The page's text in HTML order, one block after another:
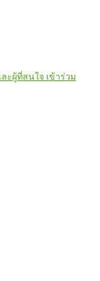
ะผู้ที่สนใจ เข้าร่วม